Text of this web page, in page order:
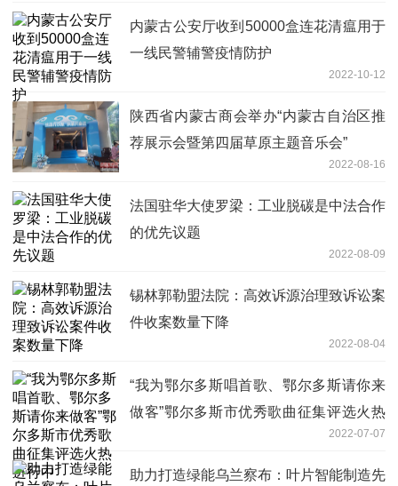
内蒙古公安厅收到50000盒连花清瘟用于
一线民警辅警疫情防护
2022-10-12
陕西省内蒙古商会举办“内蒙古自治区推
荐展示会暨第四届草原主题音乐会”
2022-08-16
法国驻华大使罗梁：工业脱碳是中法合作
的优先议题
2022-08-09
锡林郭勒盟法院：高效诉源治理致诉讼案
件收案数量下降
2022-08-04
“我为鄂尔多斯唱首歌、鄂尔多斯请你来
做客”鄂尔多斯市优秀歌曲征集评选火热
2022-07-07
助力打造绿能乌兰察布：叶片智能制造先